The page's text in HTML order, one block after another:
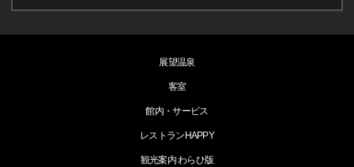
展望温泉
客室
館内・サービス
レストランHAPPY
観光案内 わらひ版